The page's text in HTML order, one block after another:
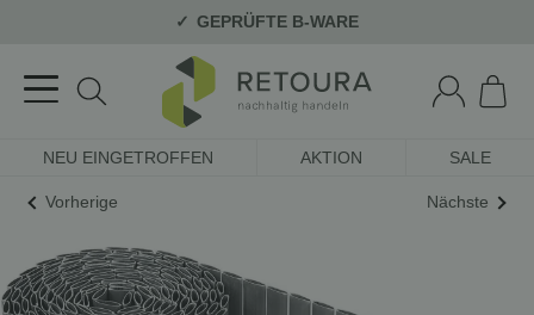
GEPRÜFTE B-WARE
NEU EINGETROFFEN AKTION SALE
Vorherige Nächste